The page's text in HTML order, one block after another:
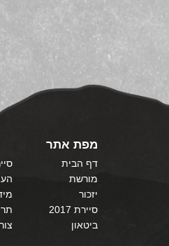
מפת אתר
דף הבית
מורשת
יזכור
סיירת 2017
ביטאון